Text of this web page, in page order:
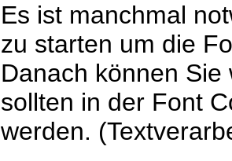
Es ist manchmal
zu starten um die
Danach können
sollten in der Font
werden.